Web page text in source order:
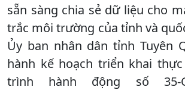
sẵn sàng chia sẻ dữ liệu cho
trắc môi trường của tỉnh và
Ủy ban nhân dân tỉnh Tuyên
hành kế hoạch triển khai
trình hành động số 35-